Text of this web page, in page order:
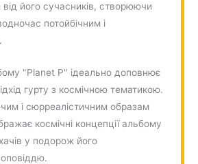
від його сучасників, створюючи
потойбічним і
"Planet P" ідеально доповнює
гурту з космічною тематикою.
і сюрреалістичним образам
космічні концепції альбому
у подорож його